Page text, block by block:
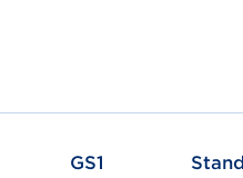
GS1